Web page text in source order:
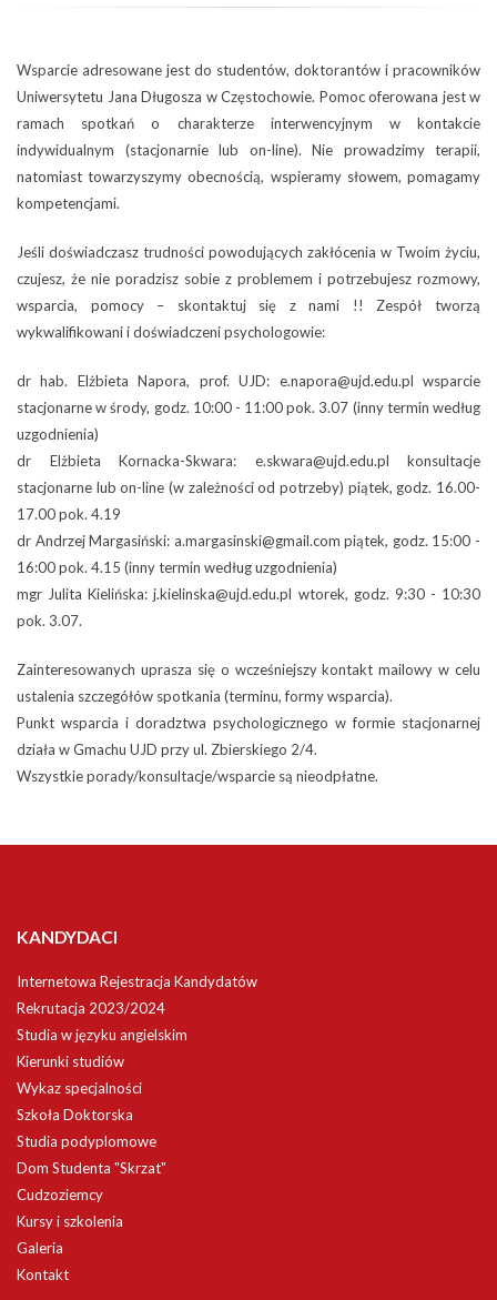
Wsparcie adresowane jest do studentów, doktorantów i pracowników
Uniwersytetu Jana Długosza w Częstochowie. Pomoc oferowana jest w
ramach spotkań o charakterze interwencyjnym w kontakcie
indywidualnym (stacjonarnie lub on-line). Nie prowadzimy terapii,
natomiast towarzyszymy obecnością, wspieramy słowem, pomagamy
kompetencjami.
Jeśli doświadczasz trudności powodujących zakłócenia w Twoim życiu,
czujesz, że nie poradzisz sobie z problemem i potrzebujesz rozmowy,
wsparcia, pomocy – skontaktuj się z nami !! Zespół tworzą
wykwalifikowani i doświadczeni psychologowie:
dr hab. Elżbieta Napora, prof. UJD: e.napora@ujd.edu.pl wsparcie
stacjonarne w środy, godz. 10:00 - 11:00 pok. 3.07 (inny termin według
uzgodnienia)
dr Elżbieta Kornacka-Skwara: e.skwara@ujd.edu.pl konsultacje
stacjonarne lub on-line (w zależności od potrzeby) piątek, godz. 16.00-
17.00 pok. 4.19
dr Andrzej Margasiński: a.margasinski@gmail.com piątek, godz. 15:00 -
16:00 pok. 4.15 (inny termin według uzgodnienia)
mgr Julita Kielińska: j.kielinska@ujd.edu.pl wtorek, godz. 9:30 - 10:30
pok. 3.07.
Zainteresowanych uprasza się o wcześniejszy kontakt mailowy w celu
ustalenia szczegółów spotkania (terminu, formy wsparcia).
Punkt wsparcia i doradztwa psychologicznego w formie stacjonarnej
działa w Gmachu UJD przy ul. Zbierskiego 2/4.
Wszystkie porady/konsultacje/wsparcie są nieodpłatne.
KANDYDACI
Internetowa Rejestracja Kandydatów
Rekrutacja 2023/2024
Studia w języku angielskim
Kierunki studiów
Wykaz specjalności
Szkoła Doktorska
Studia podyplomowe
Dom Studenta "Skrzat"
Cudzoziemcy
Kursy i szkolenia
Galeria
Kontakt